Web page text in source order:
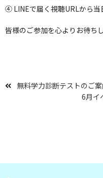
④ LINEで届く視聴URLから当
皆様のご参加を心よりお待ち
無料学力診断テストのご
6月イ